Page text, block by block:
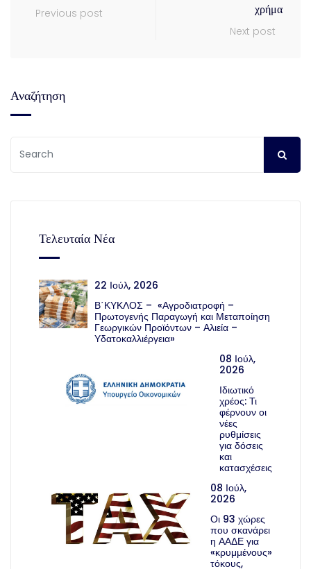
Previous post
χρήμα
Next post
Αναζήτηση
Τελευταία Νέα
22 Ιούλ, 2026
Β΄ΚΥΚΛΟΣ – «Αγροδιατροφή –
Πρωτογενής Παραγωγή και Μεταποίηση
Γεωργικών Προϊόντων – Αλιεία –
Υδατοκαλλιέργεια»
08 Ιούλ,
2026
Ιδιωτικό
χρέος: Τι
φέρνουν οι
νέες
ρυθμίσεις
για δόσεις
και
κατασχέσεις
08 Ιούλ,
2026
Οι 93 χώρες
που σκανάρει
η ΑΑΔΕ για
«κρυμμένους»
τόκους,